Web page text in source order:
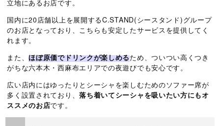
立地にあるお店です。
国内に20店舗以上を展開するC.STAND(シースタンド)グループ
のお店となっており、こちらも安定したサービスを提供してく
れます。
また、ほぼ原価でドリンクが楽しめるため、ついつい高くつき
がちな六本木・西麻布エリアでの夜遊びでも安心です。
広い店内にはゆったりとシーシャを楽しむためのソファー席が
多く設置されており、落ち着いてシーシャを吸いたい方にもオ
ススメのお店です。